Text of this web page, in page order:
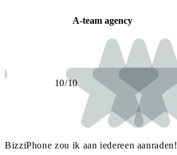
A-team agency
BizziPhone zou ik aan iedereen aanraden!
10/10